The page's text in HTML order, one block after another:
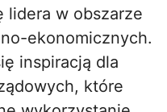
lidera w obszarze
ekonomicznych.
inspiracją dla
które